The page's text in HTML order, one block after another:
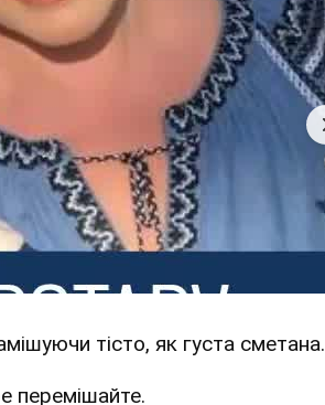
тісто, як густа сметана.
перемішайте.